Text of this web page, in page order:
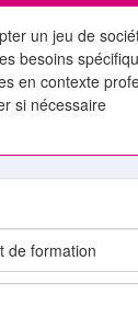
un jeu de
besoins
en contexte
si nécessaire